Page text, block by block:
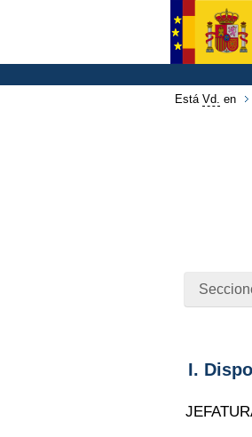
Está Vd. en
I.